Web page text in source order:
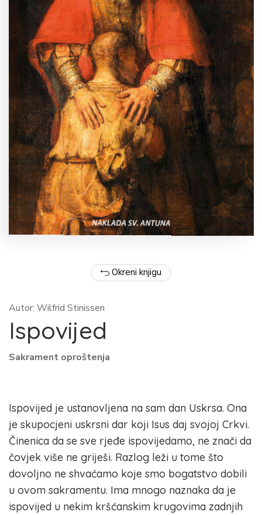
Okreni knjigu
Autor: Wilfrid Stinissen
Ispovijed
Sakrament oproštenja
Ispovijed je ustanovljena na sam dan Uskrsa. Ona
je skupocjeni uskrsni dar koji Isus daj svojoj Crkvi.
Činenica da se sve rjeđe ispovijedamo, ne znači da
čovjek više ne griješi. Razlog leži u tome što
dovoljno ne shvaćamo koje smo bogatstvo dobili
u ovom sakramentu. Ima mnogo naznaka da je
ispovijed u nekim kršćanskim krugovima zadnjih